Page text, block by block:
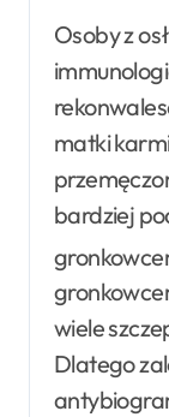
Osoby z
matki
bardziej
wiele
Dlatego